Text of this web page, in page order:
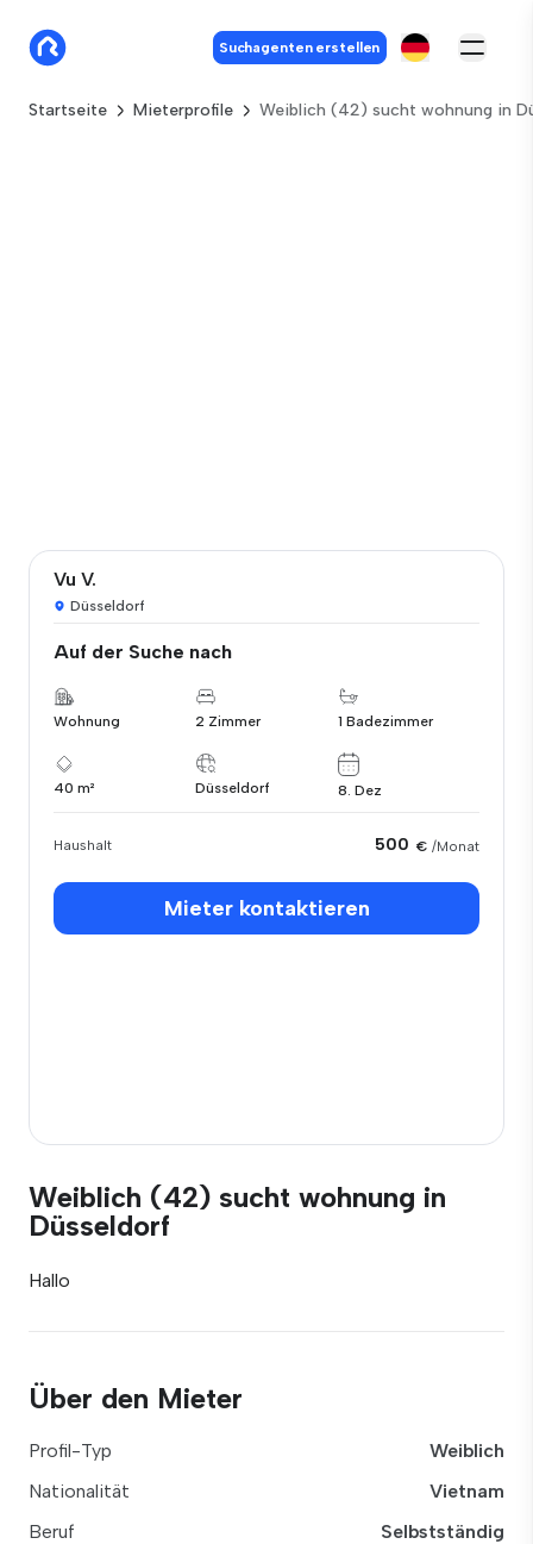
Suchagenten erstellen
Startseite Mieterprofile Weiblich (42) sucht wohnung in
Vu V.
Düsseldorf
Auf der Suche nach
Wohnung 2 Zimmer 1 Badezimmer
40 m² Düsseldorf 8. Dez
Haushalt 500 € /Monat
Mieter kontaktieren
Weiblich (42) sucht wohnung in
Düsseldorf
Hallo
Über den Mieter
Profil-Typ
Weiblich
Nationalität
Vietnam
Beruf
Selbstständig